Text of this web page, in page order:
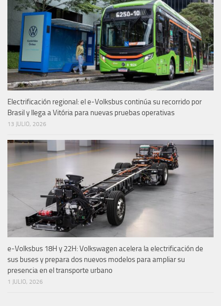
Electrificación regional: el e-Volksbus continúa su recorrido por
Brasil y llega a Vitória para nuevas pruebas operativas
13 JULIO, 2026
e-Volksbus 18H y 22H: Volkswagen acelera la electrificación de
sus buses y prepara dos nuevos modelos para ampliar su
presencia en el transporte urbano
1 JULIO, 2026